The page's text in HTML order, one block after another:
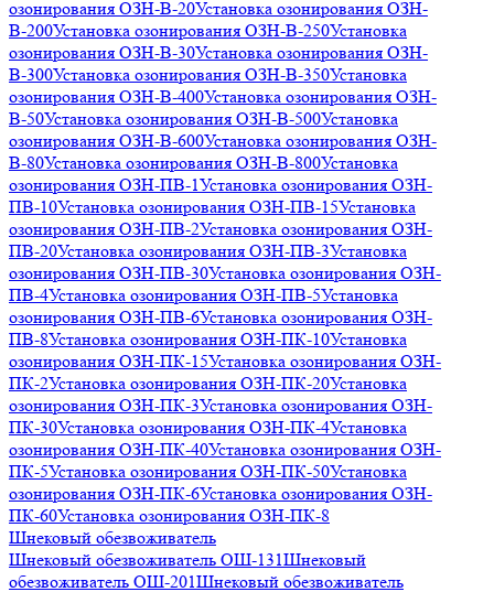
озонирования ОЗН-В-20Установка озонирования ОЗН-
В-200Установка озонирования ОЗН-В-250Установка
озонирования ОЗН-В-30Установка озонирования ОЗН-
В-300Установка озонирования ОЗН-В-350Установка
озонирования ОЗН-В-400Установка озонирования ОЗН-
В-50Установка озонирования ОЗН-В-500Установка
озонирования ОЗН-В-600Установка озонирования ОЗН-
В-80Установка озонирования ОЗН-В-800Установка
озонирования ОЗН-ПВ-1Установка озонирования ОЗН-
ПВ-10Установка озонирования ОЗН-ПВ-15Установка
озонирования ОЗН-ПВ-2Установка озонирования ОЗН-
ПВ-20Установка озонирования ОЗН-ПВ-3Установка
озонирования ОЗН-ПВ-30Установка озонирования ОЗН-
ПВ-4Установка озонирования ОЗН-ПВ-5Установка
озонирования ОЗН-ПВ-6Установка озонирования ОЗН-
ПВ-8Установка озонирования ОЗН-ПК-10Установка
озонирования ОЗН-ПК-15Установка озонирования ОЗН-
ПК-2Установка озонирования ОЗН-ПК-20Установка
озонирования ОЗН-ПК-3Установка озонирования ОЗН-
ПК-30Установка озонирования ОЗН-ПК-4Установка
озонирования ОЗН-ПК-40Установка озонирования ОЗН-
ПК-5Установка озонирования ОЗН-ПК-50Установка
озонирования ОЗН-ПК-6Установка озонирования ОЗН-
ПК-60Установка озонирования ОЗН-ПК-8
Шнековый обезвоживатель
Шнековый обезвоживатель ОШ-131Шнековый
обезвоживатель ОШ-201Шнековый обезвоживатель